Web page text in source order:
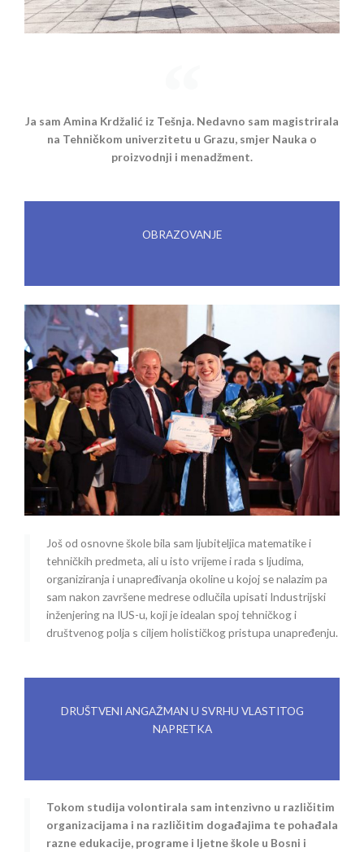
Ja sam Amina Krdžalić iz Tešnja. Nedavno sam magistrirala
na Tehničkom univerzitetu u Grazu, smjer Nauka o
proizvodnji i menadžment.
OBRAZOVANJE
Još od osnovne škole bila sam ljubiteljica matematike i
tehničkih predmeta, ali u isto vrijeme i rada s ljudima,
organiziranja i unapređivanja okoline u kojoj se nalazim pa
sam nakon završene medrese odlučila upisati Industrijski
inženjering na IUS-u, koji je idealan spoj tehničkog i
društvenog polja s ciljem holističkog pristupa unapređenju.
DRUŠTVENI ANGAŽMAN U SVRHU VLASTITOG
NAPRETKA
Tokom studija volontirala sam intenzivno u različitim
organizacijama i na različitim događajima te pohađala
razne edukacije, programe i ljetne škole u Bosni i